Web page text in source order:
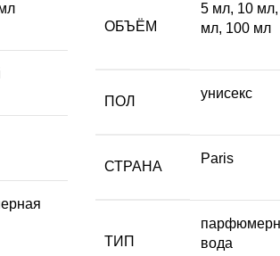
ОБЪЁМ
5 мл, 10 мл,
мл, 100 мл
ПОЛ
унисекс
СТРАНА
Paris
ТИП
вода